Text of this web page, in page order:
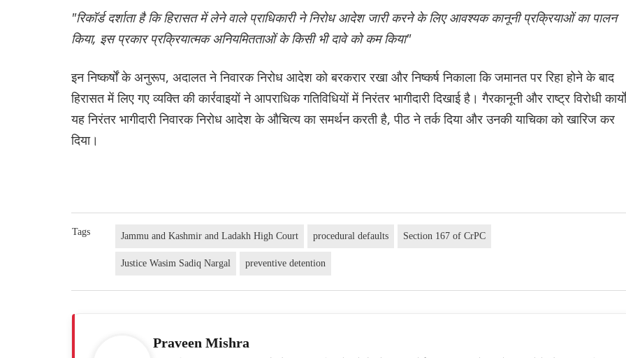
"रिकॉर्ड दर्शाता है कि हिरासत में लेने वाले प्राधिकारी ने निरोध आदेश जारी करने के लिए आवश्यक कानूनी प्रक्रियाओं का पालन
किया, इस प्रकार प्रक्रियात्मक अनियमितताओं के किसी भी दावे को कम किया"
इन निष्कर्षों के अनुरूप, अदालत ने निवारक निरोध आदेश को बरकरार रखा और निष्कर्ष निकाला कि जमानत पर रिहा होने के बाद
हिरासत में लिए गए व्यक्ति की कार्रवाइयों ने आपराधिक गतिविधियों में निरंतर भागीदारी दिखाई है। गैरकानूनी और राष्ट्र विरोधी
यह निरंतर भागीदारी निवारक निरोध आदेश के औचित्य का समर्थन करती है, पीठ ने तर्क दिया और उनकी याचिका को खारिज कर
दिया।
Tags Jammu and Kashmir and Ladakh High Court procedural defaults Section 167 of CrPC
Justice Wasim Sadiq Nargal preventive detention
Praveen Mishra